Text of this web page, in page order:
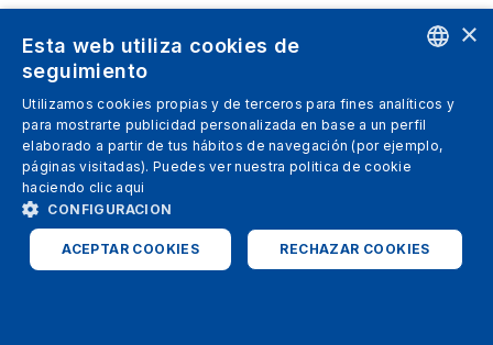
SPANISH
ITALIAN
ENGLISH
×
Esta web utiliza cookies de
seguimiento
Utilizamos cookies propias y de terceros para fines analíticos y
para mostrarte publicidad personalizada en base a un perfil
elaborado a partir de tus hábitos de navegación (por ejemplo,
páginas visitadas). Puedes ver nuestra politica de cookie
haciendo clic aqui
CONFIGURACION
ACEPTAR COOKIES RECHAZAR COOKIES